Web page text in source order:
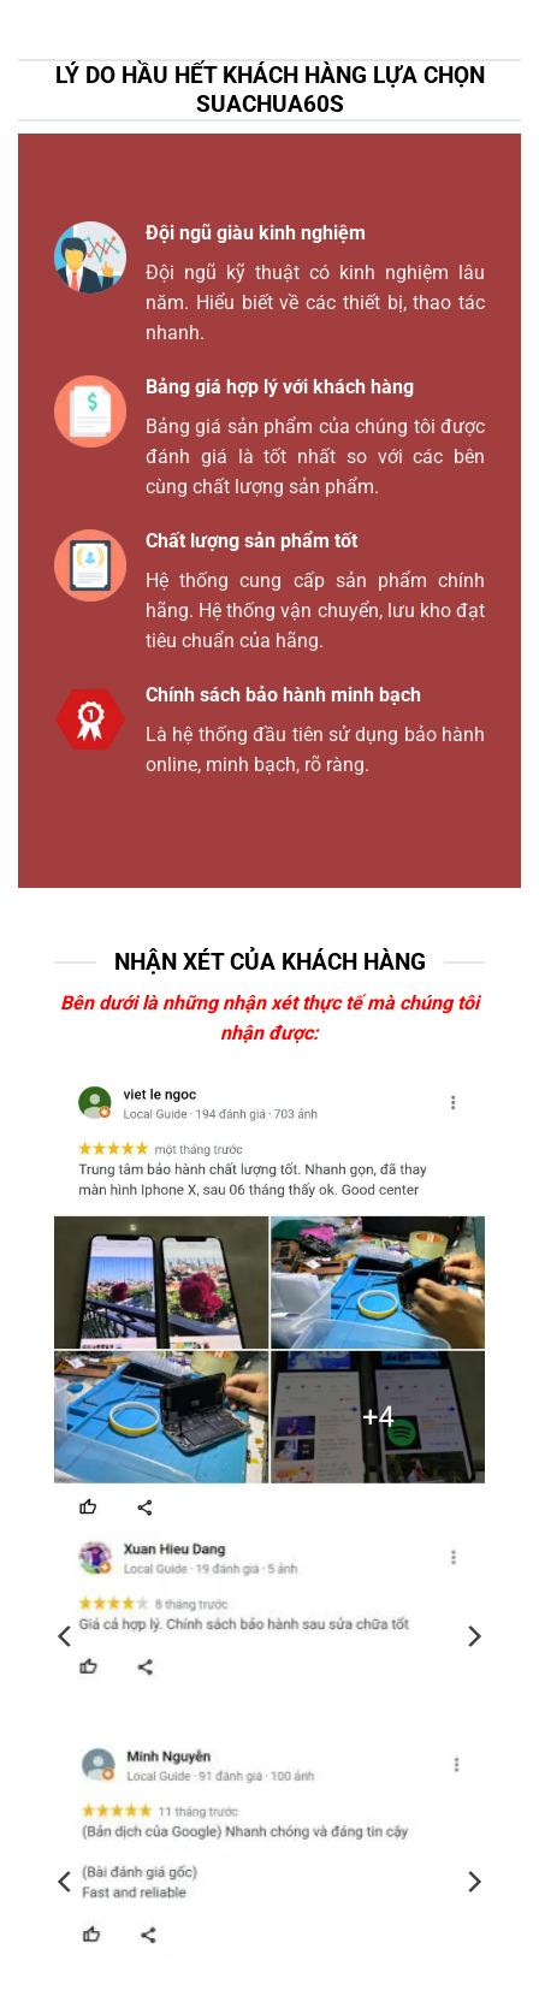
LÝ DO HẦU HẾT KHÁCH HÀNG LỰA CHỌN
SUACHUA60S
Đội ngũ giàu kinh nghiệm
Đội ngũ kỹ thuật có kinh nghiệm lâu
năm. Hiểu biết về các thiết bị, thao tác
nhanh.
Bảng giá hợp lý với khách hàng
Bảng giá sản phẩm của chúng tôi được
đánh giá là tốt nhất so với các bên
cùng chất lượng sản phẩm.
Chất lượng sản phẩm tốt
Hệ thống cung cấp sản phẩm chính
hãng. Hệ thống vận chuyển, lưu kho đạt
tiêu chuẩn của hãng.
Chính sách bảo hành minh bạch
Là hệ thống đầu tiên sử dụng bảo hành
online, minh bạch, rõ ràng.
NHẬN XÉT CỦA KHÁCH HÀNG
Bên dưới là những nhận xét thực tế mà chúng tôi
nhận được: